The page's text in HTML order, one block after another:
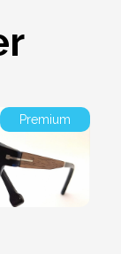
Premium